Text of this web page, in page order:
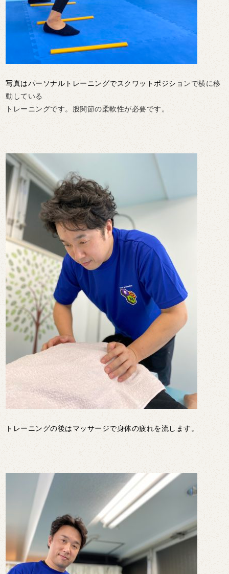
写真はパーソナルトレーニングでスクワットポジシ ョンで横に移
動している
トレーニングです。股関節の柔軟性が必要です。
トレーニングの後はマッサージで身体の疲れを流します。